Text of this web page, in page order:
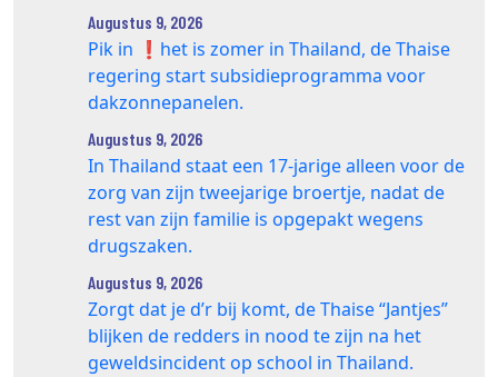
Augustus 9, 2026
Pik in ❗️het is zomer in Thailand, de Thaise
regering start subsidieprogramma voor
dakzonnepanelen.
Augustus 9, 2026
In Thailand staat een 17‑jarige alleen voor de
zorg van zijn tweejarige broertje, nadat de
rest van zijn familie is opgepakt wegens
drugszaken.
Augustus 9, 2026
Zorgt dat je d’r bij komt, de Thaise “Jantjes”
blijken de redders in nood te zijn na het
geweldsincident op school in Thailand.